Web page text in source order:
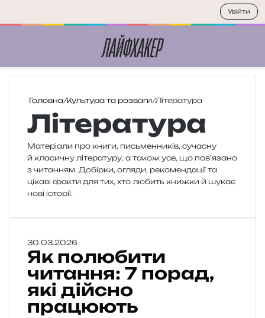
Головна/Культура та розваги/Література
Література
Матеріали про книги, письмен­ни­ків, суча­сну
й кла­си­чну літе­ра­ту­ру, а також усе, що пов’язано
з чита­н­ням. Добірки, огля­ди, реко­мен­да­ції та
ціка­ві факти для тих, хто любить книж­ки й шукає
нові історії.
Я
к
о
л
ю
30.03.2026
Як полюбити
читання: 7 порад,
які дійсно
працюють
Увійти